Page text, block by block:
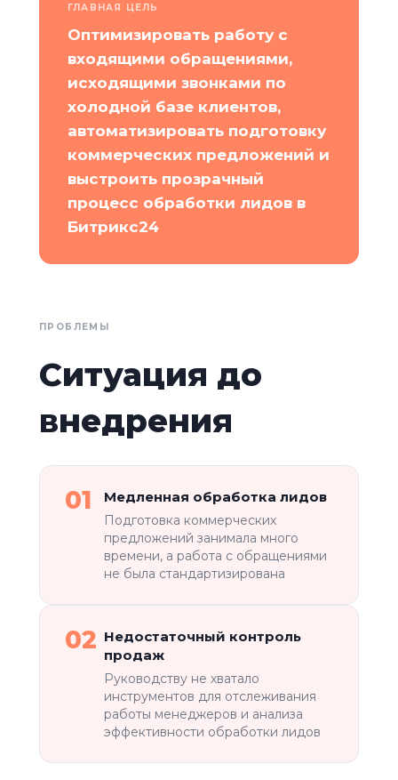
ГЛАВНАЯ ЦЕЛЬ
Оптимизировать работу с
входящими обращениями,
исходящими звонками по
холодной базе клиентов,
автоматизировать подготовку
коммерческих предложений и
выстроить прозрачный
процесс обработки лидов в
Битрикс24
ПРОБЛЕМЫ
Ситуация до
внедрения
01 Медленная обработка лидов
Подготовка коммерческих
предложений занимала много
времени, а работа с обращениями
не была стандартизирована
02 Недостаточный контроль
продаж
Руководству не хватало
инструментов для отслеживания
работы менеджеров и анализа
эффективности обработки лидов